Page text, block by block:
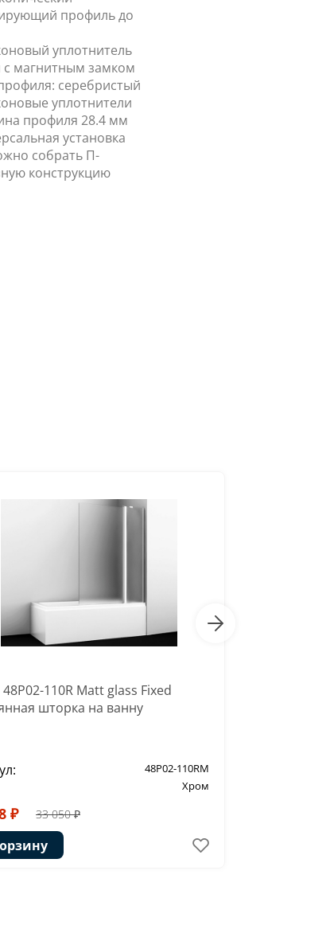
профиль до
уплотнитель
с магнитным замком
серебристый
уплотнители
профиля 28.4 мм
установка
собрать П-
конструкцию
110R Matt glass Fixed
шторка на ванну
48P02-110RM
Хром
₽ 33 050 ₽